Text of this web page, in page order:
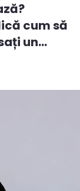
cum să
un